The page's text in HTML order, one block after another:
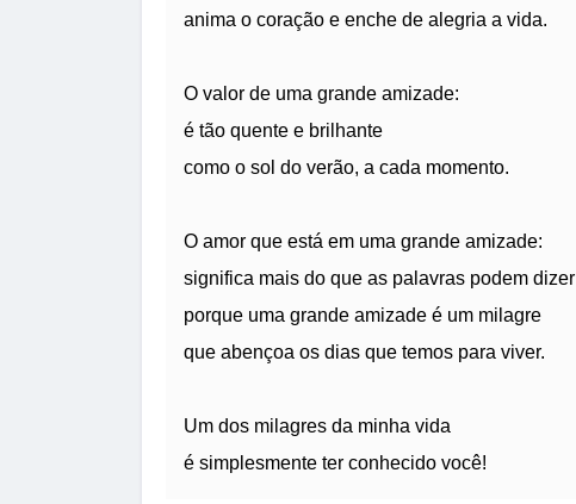
anima o coração e enche de alegria a vida.
O valor de uma grande amizade:
é tão quente e brilhante
como o sol do verão, a cada momento.
O amor que está em uma grande amizade:
significa mais do que as palavras podem dizer
porque uma grande amizade é um milagre
que abençoa os dias que temos para viver.
Um dos milagres da minha vida
é simplesmente ter conhecido você!